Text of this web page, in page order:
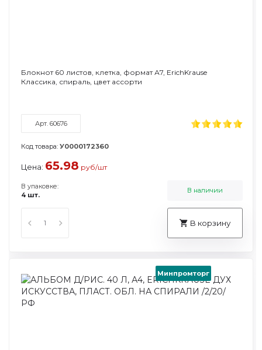
Блокнот 60 листов, клетка, формат А7, ErichKrause
Классика, спираль, цвет ассорти
Арт. 60676
Код товара: У0000172360
Цена: 65.98 руб/шт
В упаковке:
4 шт.
В наличии
В корзину
Минпромторг